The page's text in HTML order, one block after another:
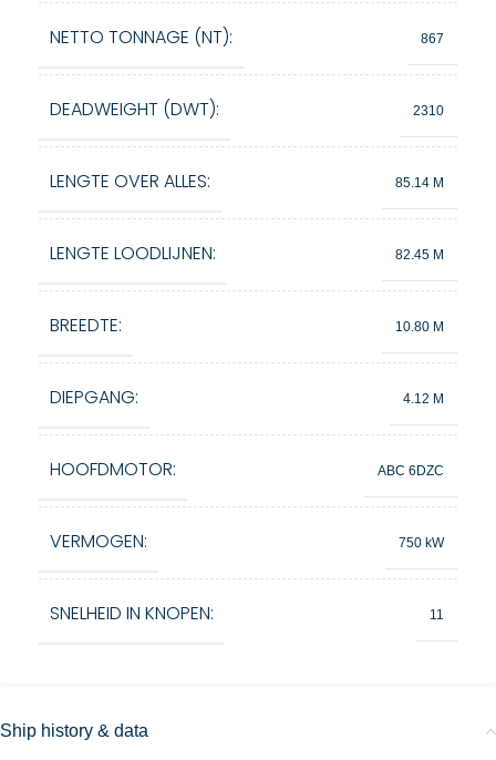
NETTO TONNAGE (NT): 867
DEADWEIGHT (DWT): 2310
LENGTE OVER ALLES: 85.14 M
LENGTE LOODLIJNEN: 82.45 M
BREEDTE: 10.80 M
DIEPGANG: 4.12 M
HOOFDMOTOR: ABC 6DZC
VERMOGEN: 750 kW
SNELHEID IN KNOPEN: 11
Ship history & data